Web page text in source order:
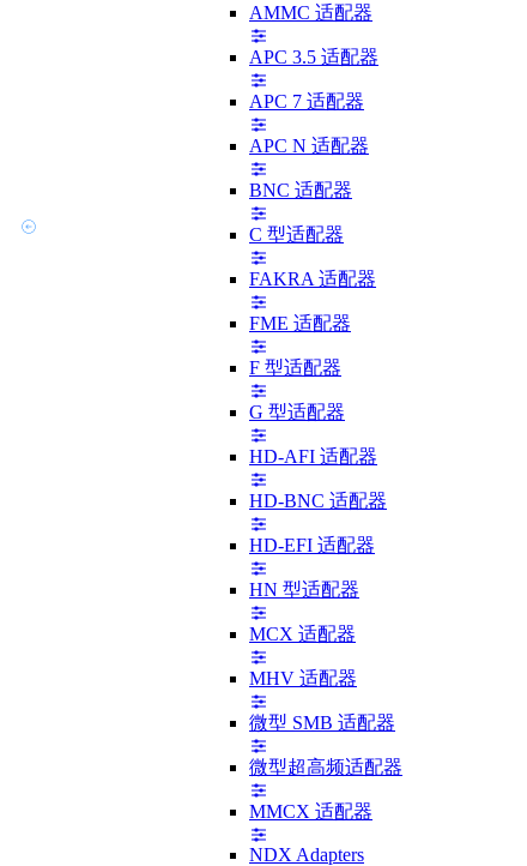
AMMC 适配器
APC 3.5 适配器
APC 7 适配器
APC N 适配器
BNC 适配器
C 型适配器
FAKRA 适配器
FME 适配器
F 型适配器
G 型适配器
HD-AFI 适配器
HD-BNC 适配器
HD-EFI 适配器
HN 型适配器
MCX 适配器
MHV 适配器
微型 SMB 适配器
微型超高频适配器
MMCX 适配器
NDX Adapters